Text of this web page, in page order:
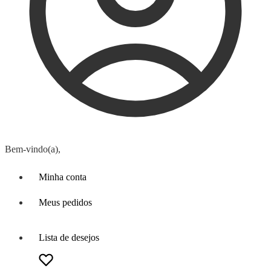
Bem-vindo(a),
Minha conta
Meus pedidos
Lista de desejos